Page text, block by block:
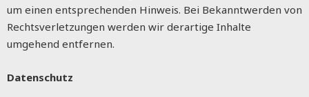
um einen entsprechenden Hinweis. Bei Bekanntwerden von
Rechtsverletzungen werden wir derartige Inhalte
umgehend entfernen.
Datenschutz